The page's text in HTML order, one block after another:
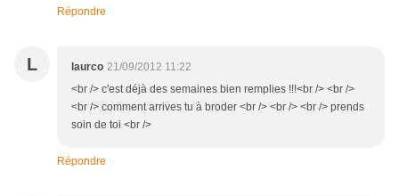
Répondre
L laurco 21/09/2012 11:22
<br /> c'est déjà des semaines bien remplies !!!<br /> <br />
<br /> comment arrives tu à broder <br /> <br /> <br /> prends
soin de toi <br />
Répondre